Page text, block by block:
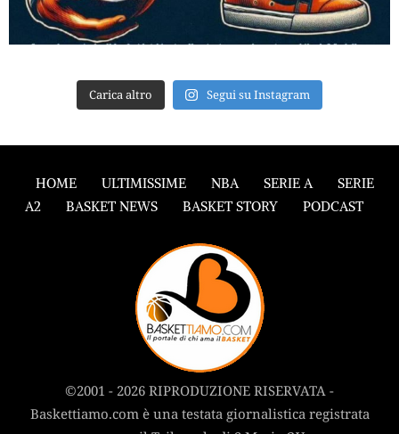
Carica altro Segui su Instagram
HOME ULTIMISSIME NBA SERIE A
SERIE
A2
BASKET NEWS BASKET STORY PODCAST
©2001 - 2026 RIPRODUZIONE RISERVATA -
Baskettiamo.com è una testata giornalistica registrata